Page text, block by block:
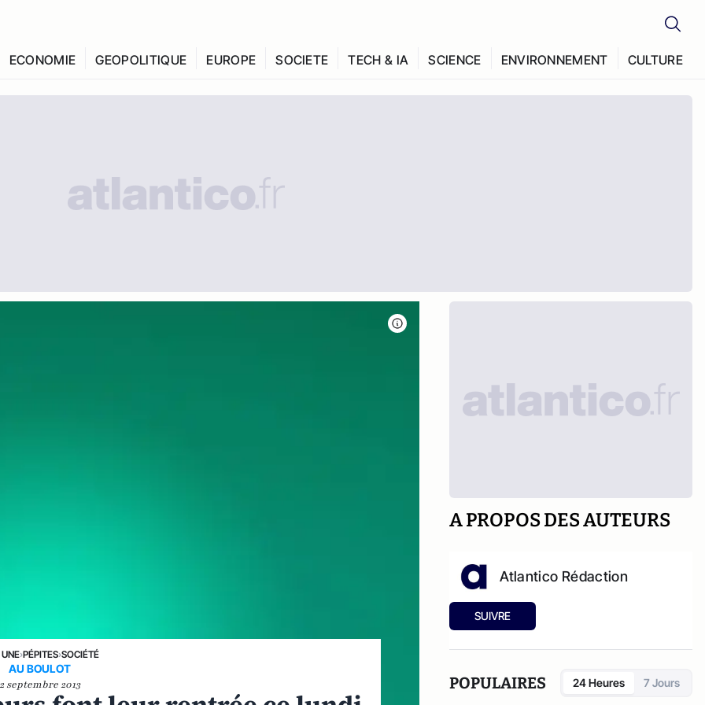
ECONOMIE GEOPOLITIQUE EUROPE SOCIETE TECH & IA SCIENCE ENVIRONNEMENT CULTURE
›PÉPITES›SOCIÉTÉ
AU BOULOT
septembre 2013
A PROPOS DES AUTEURS
Atlantico Rédaction
SUIVRE
POPULAIRES 24 Heures 7 Jours